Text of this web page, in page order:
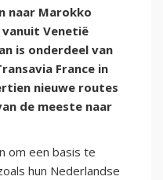
naar Marokko
vanuit Venetië
is onderdeel van
France in
nieuwe routes
de meeste naar
om een basis te
hun Nederlandse